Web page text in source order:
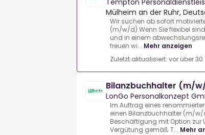
Tempton
Mülheim an der Ruhr,
Wir suchen ab sofort
(m/w/d).Wenn Sie flexibel
und in einem
freuen wi... Mehr anzeigen
Zuletzt aktualisiert: vor über
Bilanzbuchhalter (m/
LonGo Personalkonzept
Im Auftrag eines
einen Bilanzbuchhalter (m/
Beschäftigung mit Option zur
Vergütung gemäß T... Mehr